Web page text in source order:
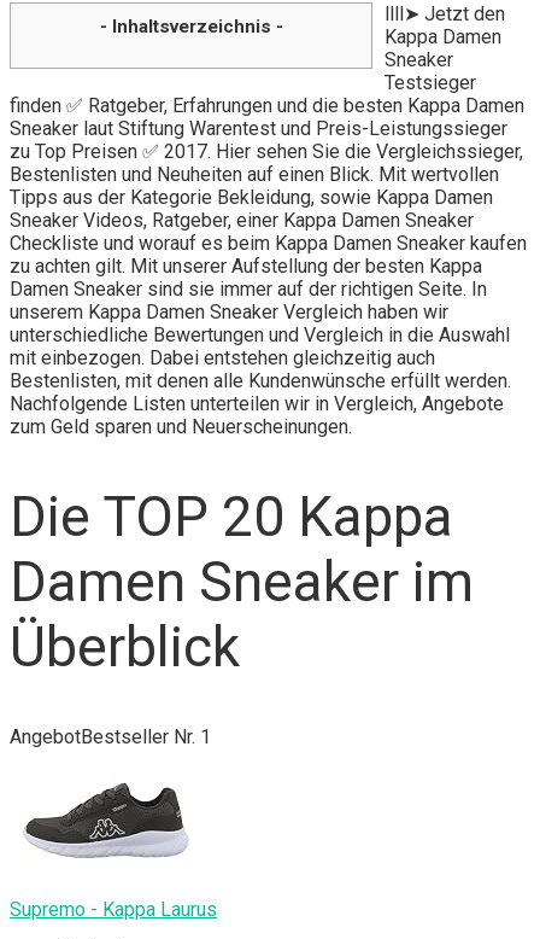
- Inhaltsverzeichnis -
llll➤ Jetzt den
Kappa Damen
Sneaker
Testsieger
finden ✅ Ratgeber, Erfahrungen und die besten Kappa Damen
Sneaker laut Stiftung Warentest und Preis-Leistungssieger
zu Top Preisen ✅ 2017. Hier sehen Sie die Vergleichssieger,
Bestenlisten und Neuheiten auf einen Blick. Mit wertvollen
Tipps aus der Kategorie Bekleidung, sowie Kappa Damen
Sneaker Videos, Ratgeber, einer Kappa Damen Sneaker
Checkliste und worauf es beim Kappa Damen Sneaker kaufen
zu achten gilt. Mit unserer Aufstellung der besten Kappa
Damen Sneaker sind sie immer auf der richtigen Seite. In
unserem Kappa Damen Sneaker Vergleich haben wir
unterschiedliche Bewertungen und Vergleich in die Auswahl
mit einbezogen. Dabei entstehen gleichzeitig auch
Bestenlisten, mit denen alle Kundenwünsche erfüllt werden.
Nachfolgende Listen unterteilen wir in Vergleich, Angebote
zum Geld sparen und Neuerscheinungen.
Die TOP 20 Kappa
Damen Sneaker im
Überblick
AngebotBestseller Nr. 1
Supremo - Kappa Laurus